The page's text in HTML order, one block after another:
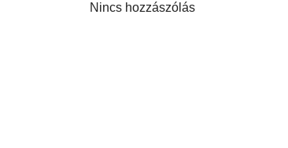
Nincs hozzászólás